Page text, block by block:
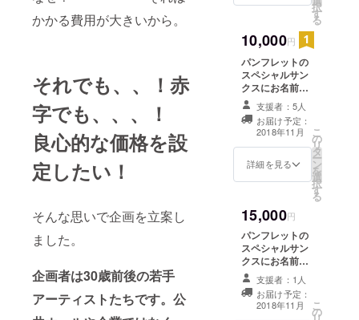
かかる費用が大きいから。
それでも、、！赤
字でも、、、！
良心的な価格を設
定したい！
そんな思いで企画を立案し
ました。
企画者は30歳前後の若手
アーティストたちです。公
キョー、
Dance New
Airなどの
フェスティ
バル制作を
経験しキャ
リアを積
む。2016年
よりBaobab
ダンスフェ
スティバル
をプロ
デュースす
るなど、コ
ンテンポラ
リーダンス
択
す
る
10,000円
パンフレットの
スペシャルサン
クスにお名前掲
載、中村蓉の一
言メッセージ付
き御礼メール、
中村蓉舞台写
真、プロフィー
ル写真セットプ
支援者：5人
お届け予定：
2018年11月
詳細を見る
こ
の
リ
タ
ー
ン
を
選
択
す
る
15,000円
パンフレットの
スペシャルサン
クスにお名前掲
載、中村蓉の一
言メッセージ付
き御礼メール、
中村蓉舞台写
支援者：1人
お届け予定：
2018年11月
こ
の